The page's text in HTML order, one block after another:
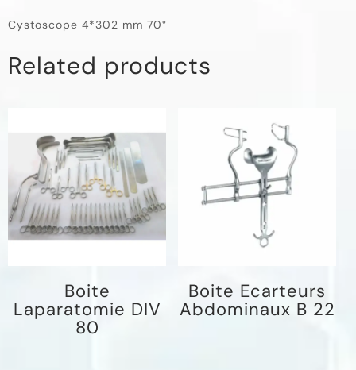
Cystoscope 4*302 mm 70°
Related products
Boite
Laparatomie DIV
80
Boite Ecarteurs
Abdominaux B 22